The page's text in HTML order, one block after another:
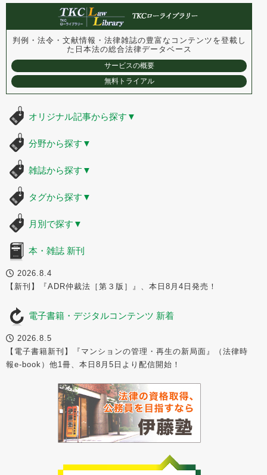
判例・法令・文献情報・法律雑誌の豊富なコンテンツを登載し
た 日本法の総合法律データベース
サービスの概要
無料トライアル
オリジナル記事から探す ▼
分野から探す ▼
雑誌から探す ▼
タグから探す ▼
月別で探す ▼
本・雑誌 新刊
2026.8.4
【新刊】『ADR仲裁法［第３版］』、本日8月4日発売！
電子書籍・デジタルコンテンツ 新着
2026.8.5
【電子書籍新刊】『マンションの管理・再生の新局面』（法律時
報e-book）他1冊、本日8月5日より配信開始！